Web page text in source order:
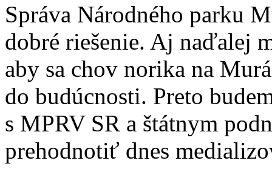
Správa Národného parku
dobré riešenie. Aj naďalej
aby sa chov norika na
do budúcnosti. Preto
s MPRV SR a štátnym
prehodnotiť dnes